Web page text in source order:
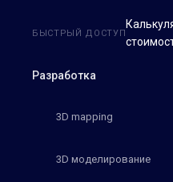
Разработка
3D mapping
3D моделирование
БЫСТРЫЙ ДОСТУП